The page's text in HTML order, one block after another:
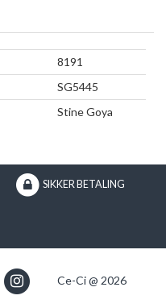
8191
SG5445
Stine Goya
SIKKER BETALING
Ce-Ci @ 2026